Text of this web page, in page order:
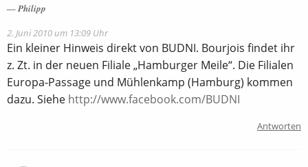
Philipp
2. Juni 2010 um 13:09 Uhr
Ein kleiner Hinweis direkt von BUDNI. Bourjois findet ihr
z. Zt. in der neuen Filiale „Hamburger Meile“. Die Filialen
Europa-Passage und Mühlenkamp (Hamburg) kommen
dazu. Siehe http://www.facebook.com/BUDNI
Antworten